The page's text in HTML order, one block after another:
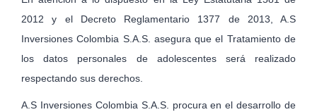
2012 y el Decreto Reglamentario 1377 de 2013, A.S
Inversiones Colombia S.A.S. asegura que el Tratamiento de
los datos personales de adolescentes será realizado
respectando sus derechos.
A.S Inversiones Colombia S.A.S. procura en el desarrollo de